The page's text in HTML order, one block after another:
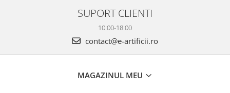
SUPORT CLIENTI
10:00-18:00
contact@e-artificii.ro
MAGAZINUL MEU